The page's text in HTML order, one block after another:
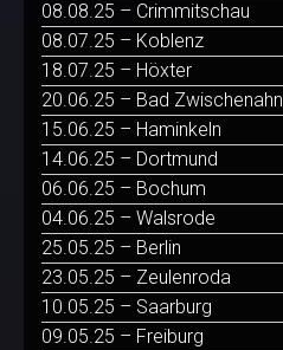
08.08.25 – Crimmitschau
08.07.25 – Koblenz
18.07.25 – Höxter
20.06.25 – Bad Zwischenahn
15.06.25 – Haminkeln
14.06.25 – Dortmund
06.06.25 – Bochum
04.06.25 – Walsrode
25.05.25 – Berlin
23.05.25 – Zeulenroda
10.05.25 – Saarburg
09.05.25 – Freiburg